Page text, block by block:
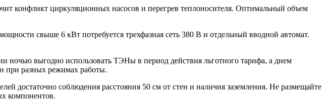
конфликт циркуляционных насосов и перегрев теплоносителя. Оптимальный объем
свыше 6 кВт потребуется трехфазная сеть 380 В и отдельный вводной автомат.
ночью выгодно использовать ТЭНы в период действия льготного тарифа, а днем
при разных режимах работы.
достаточно соблюдения расстояния 50 см от стен и наличия заземления. Не размещайте
компонентов.